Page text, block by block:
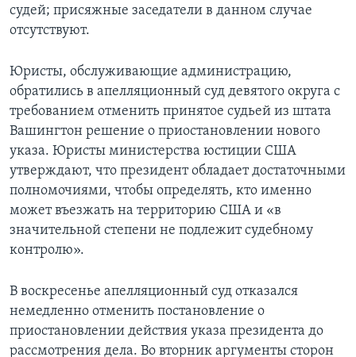
судей; присяжные заседатели в данном случае
отсутствуют.
Юристы, обслуживающие администрацию,
обратились в апелляционный суд девятого округа с
требованием отменить принятое судьей из штата
Вашингтон решение о приостановлении нового
указа. Юристы министерства юстиции США
утверждают, что президент обладает достаточными
полномочиями, чтобы определять, кто именно
может въезжать на территорию США и «в
значительной степени не подлежит судебному
контролю».
В воскресенье апелляционный суд отказался
немедленно отменить постановление о
приостановлении действия указа президента до
рассмотрения дела. Во вторник аргументы сторон